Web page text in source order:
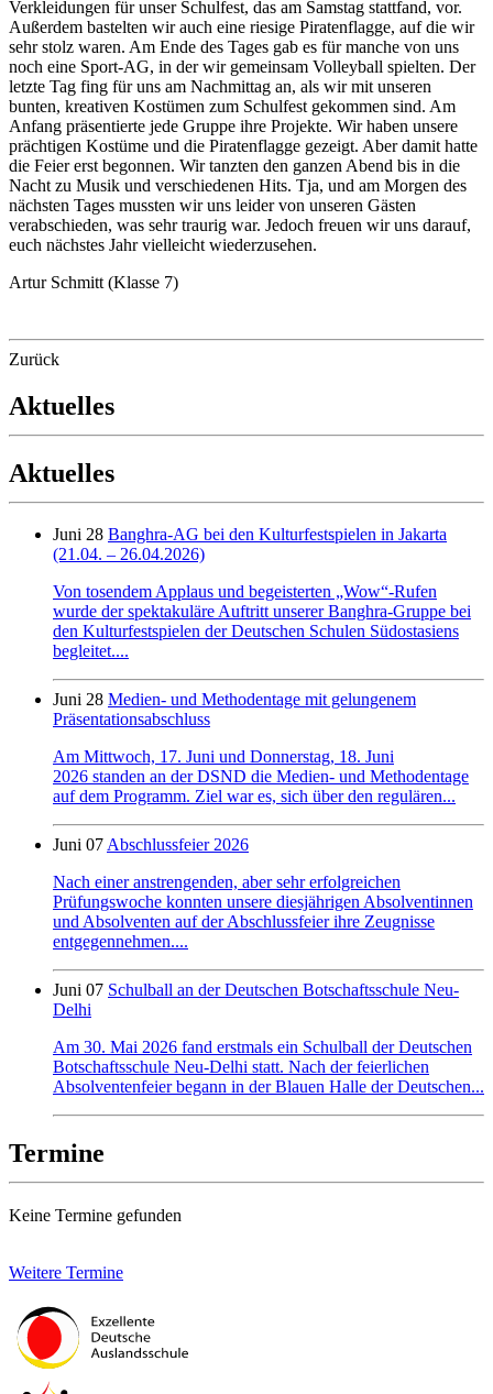
Verkleidungen für unser Schulfest, das am Samstag stattfand, vor.
Außerdem bastelten wir auch eine riesige Piratenflagge, auf die wir
sehr stolz waren. Am Ende des Tages gab es für manche von uns
noch eine Sport-AG, in der wir gemeinsam Volleyball spielten. Der
letzte Tag fing für uns am Nachmittag an, als wir mit unseren
bunten, kreativen Kostümen zum Schulfest gekommen sind. Am
Anfang präsentierte jede Gruppe ihre Projekte. Wir haben unsere
prächtigen Kostüme und die Piratenflagge gezeigt. Aber damit hatte
die Feier erst begonnen. Wir tanzten den ganzen Abend bis in die
Nacht zu Musik und verschiedenen Hits. Tja, und am Morgen des
nächsten Tages mussten wir uns leider von unseren Gästen
verabschieden, was sehr traurig war. Jedoch freuen wir uns darauf,
euch nächstes Jahr vielleicht wiederzusehen.
Artur Schmitt (Klasse 7)
Zurück
Aktuelles
Aktuelles
Juni 28 Banghra-AG bei den Kulturfestspielen in Jakarta
(21.04. – 26.04.2026)
Von tosendem Applaus und begeisterten „Wow“-Rufen
wurde der spektakuläre Auftritt unserer Banghra-Gruppe bei
den Kulturfestspielen der Deutschen Schulen Südostasiens
begleitet....
Juni 28 Medien- und Methodentage mit gelungenem
Präsentationsabschluss
Am Mittwoch, 17. Juni und Donnerstag, 18. Juni
2026 standen an der DSND die Medien- und Methodentage
auf dem Programm. Ziel war es, sich über den regulären...
Juni 07Abschlussfeier 2026
Nach einer anstrengenden, aber sehr erfolgreichen
Prüfungswoche konnten unsere diesjährigen Absolventinnen
und Absolventen auf der Abschlussfeier ihre Zeugnisse
entgegennehmen....
Juni 07 Schulball an der Deutschen Botschaftsschule Neu-
Delhi
Am 30. Mai 2026 fand erstmals ein Schulball der Deutschen
Botschaftsschule Neu-Delhi statt. Nach der feierlichen
Absolventenfeier begann in der Blauen Halle der Deutschen...
Termine
Keine Termine gefunden
Weitere Termine